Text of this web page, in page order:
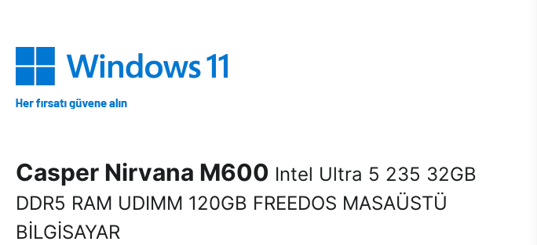
Casper Nirvana M600 Intel Ultra 5 235 32GB
DDR5 RAM UDIMM 120GB FREEDOS MASAÜSTÜ
BİLGİSAYAR